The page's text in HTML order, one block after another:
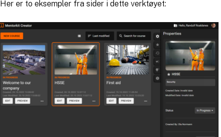
Her er to eksempler fra sider i dette verktøyet: